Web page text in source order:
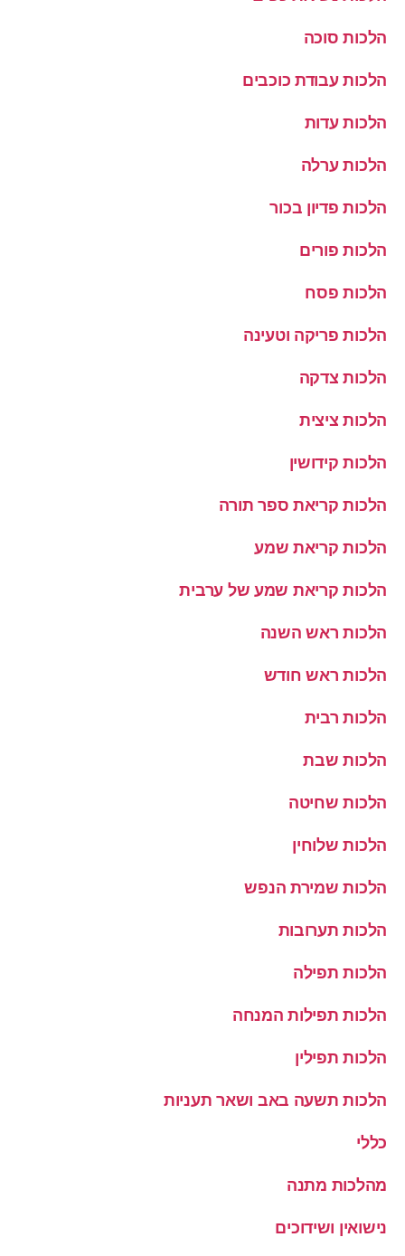
הלכות סוכה
הלכות עבודת כוכבים
הלכות עדות
הלכות ערלה
הלכות פדיון בכור
הלכות פורים
הלכות פסח
הלכות פריקה וטעינה
הלכות צדקה
הלכות ציצית
הלכות קידושין
הלכות קריאת ספר תורה
הלכות קריאת שמע
הלכות קריאת שמע של ערבית
הלכות ראש השנה
הלכות ראש חודש
הלכות רבית
הלכות שבת
הלכות שחיטה
הלכות שלוחין
הלכות שמירת הנפש
הלכות תערובות
הלכות תפילה
הלכות תפילות המנחה
הלכות תפילין
הלכות תשעה באב ושאר תעניות
כללי
מהלכות מתנה
נישואין ושידוכים